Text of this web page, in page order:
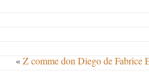
«Z comme don Diego de Fabrice